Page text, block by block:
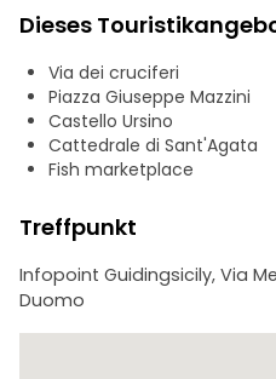
unseren Rundgang an der
beenden. Die beiden
gehören zum UNESCO-
einzigartigen Barockstil
Der Fremdenführer wird
wo Sie gut essen können,
können und vieles mehr. Alle
nach den laufenden
Dieses
Via dei cruciferi
Piazza Giuseppe Mazzini
Castello Ursino
Cattedrale di Sant'Agata
Fish marketplace
Treffpunkt
Infopoint Guidingsicily, Via
Duomo